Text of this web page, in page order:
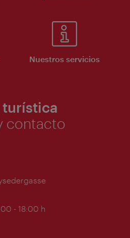
Nuestros servicios
contacto
- 18:00 h